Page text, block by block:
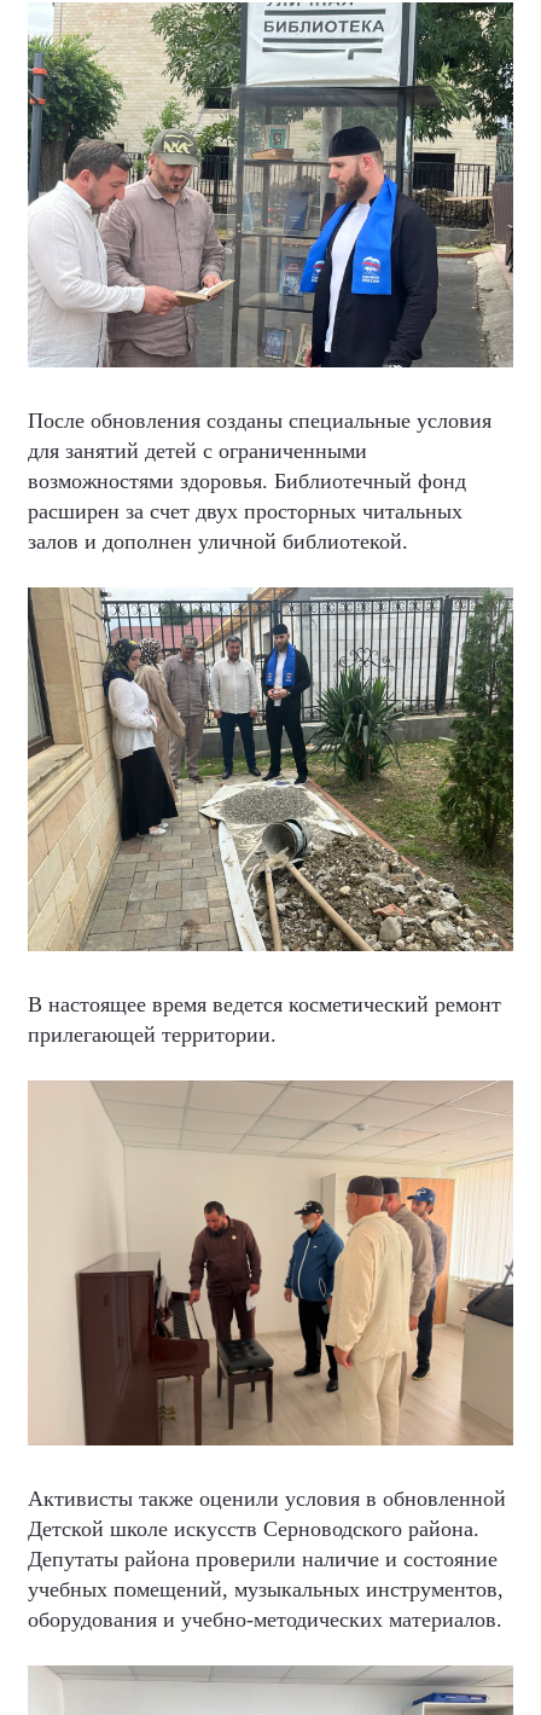
После обновления созданы специальные условия
для занятий детей с ограниченными
возможностями здоровья. Библиотечный фонд
расширен за счет двух просторных читальных
залов и дополнен уличной библиотекой.
В настоящее время ведется косметический ремонт
прилегающей территории.
Активисты также оценили условия в обновленной
Детской школе искусств Серноводского района.
Депутаты района проверили наличие и состояние
учебных помещений, музыкальных инструментов,
оборудования и учебно-методических материалов.